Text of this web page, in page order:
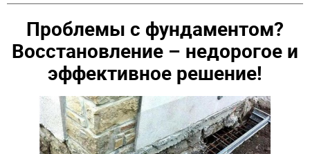
Проблемы с фундаментом?
Восстановление – недорогое и
эффективное решение!